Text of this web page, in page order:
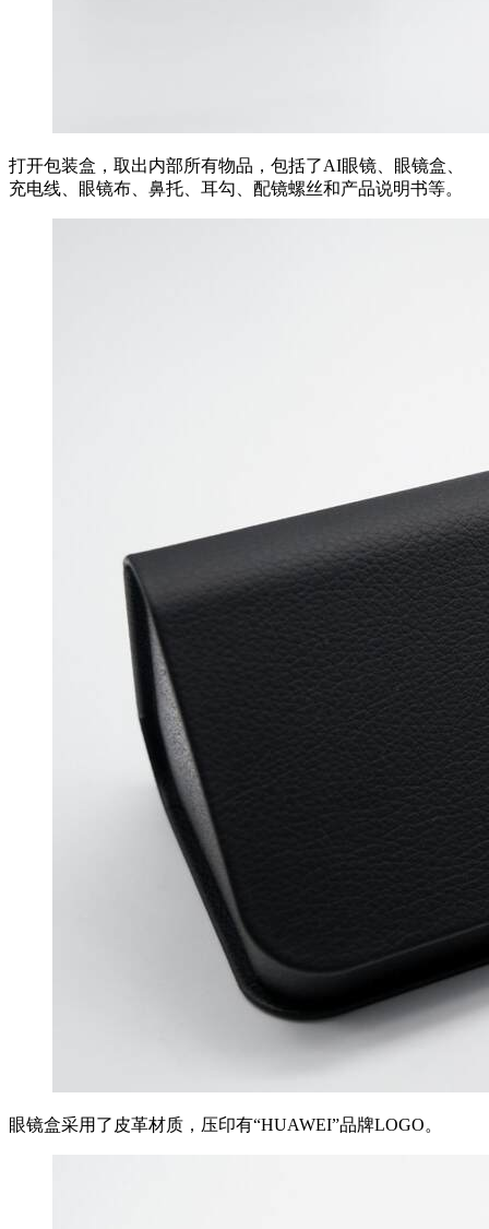
打开包装盒，取出内部所有物品，包括了AI眼镜、眼镜盒、
充电线、眼镜布、鼻托、耳勾、配镜螺丝和产品说明书等。
眼镜盒采用了皮革材质，压印有“HUAWEI”品牌LOGO。